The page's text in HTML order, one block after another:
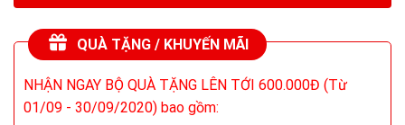
QUÀ TẶNG / KHUYẾN MÃI
NHẬN NGAY BỘ QUÀ TẶNG LÊN TỚI 600.000Đ (Từ
01/09 - 30/09/2020) bao gồm: